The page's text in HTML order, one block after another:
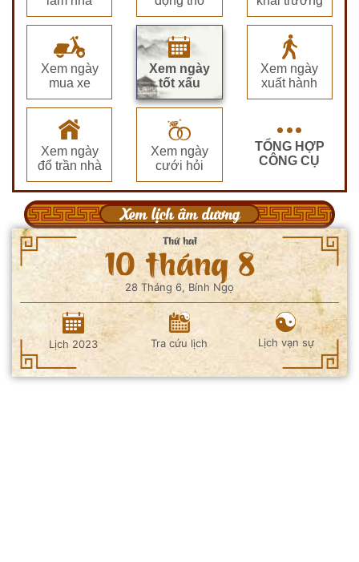
Xem ngày
mua xe
Xem ngày
tốt xấu
Xem ngày
xuất hành
Xem ngày
đổ trần nhà
Xem ngày
cưới hỏi
TỔNG HỢP
CÔNG CỤ
Xem lịch âm dương
Thứ hai
10 tháng 8
28 Tháng 6, Bính Ngọ
Lịch 2023 Tra cứu lịch Lịch vạn sự